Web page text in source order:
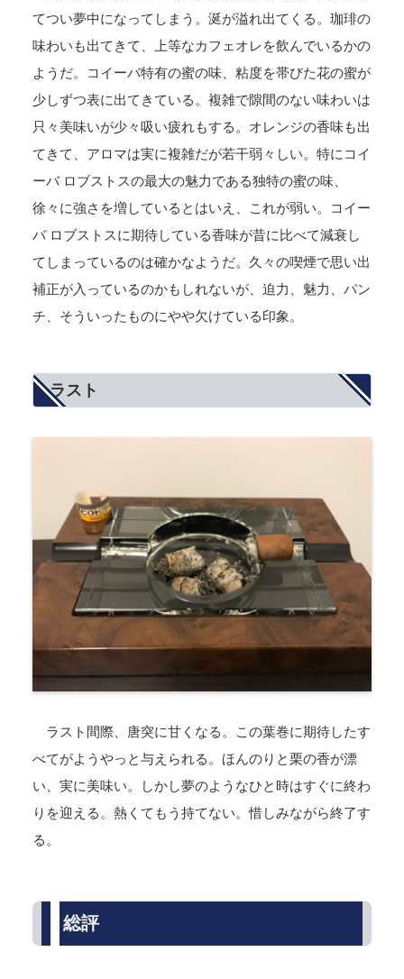
てつい夢中になってしまう。涎が溢れ出てくる。珈琲の
味わいも出てきて、上等なカフェオレを飲んでいるかの
ようだ。コイーバ特有の蜜の味、粘度を帯びた花の蜜が
少しずつ表に出てきている。複雑で隙間のない味わいは
只々美味いが少々吸い疲れもする。オレンジの香味も出
てきて、アロマは実に複雑だが若干弱々しい。特にコイ
ーバ ロブストスの最大の魅力である独特の蜜の味、
徐々に強さを増しているとはいえ、これが弱い。コイー
バ ロブストスに期待している香味が昔に比べて減衰し
てしまっているのは確かなようだ。久々の喫煙で思い出
補正が入っているのかもしれないが、迫力、魅力、パン
チ、そういったものにやや欠けている印象。
ラスト
ラスト間際、唐突に甘くなる。この葉巻に期待したす
べてがようやっと与えられる。ほんのりと栗の香が漂
い、実に美味い。しかし夢のようなひと時はすぐに終わ
りを迎える。熱くてもう持てない。惜しみながら終了す
る。
総評